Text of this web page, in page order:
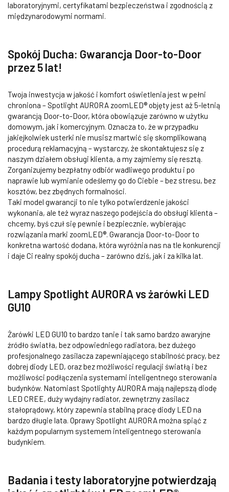
laboratoryjnymi, certyfikatami bezpieczeństwa i zgodnością z
międzynarodowymi normami.
Spokój Ducha: Gwarancja Door-to-Door
przez 5 lat!
Twoja inwestycja w jakość i komfort oświetlenia jest w pełni
chroniona – Spotlight AURORA zoomLED® objęty jest aż 5-letnią
gwarancją Door-to-Door, która obowiązuje zarówno w użytku
domowym, jak i komercyjnym. Oznacza to, że w przypadku
jakiejkolwiek usterki nie musisz martwić się skomplikowaną
procedurą reklamacyjną – wystarczy, że skontaktujesz się z
naszym działem obsługi klienta, a my zajmiemy się resztą.
Zorganizujemy bezpłatny odbiór wadliwego produktu i po
naprawie lub wymianie odeślemy go do Ciebie – bez stresu, bez
kosztów, bez zbędnych formalności.
Taki model gwarancji to nie tylko potwierdzenie jakości
wykonania, ale też wyraz naszego podejścia do obsługi klienta –
chcemy, byś czuł się pewnie i bezpiecznie, wybierając
rozwiązania marki zoomLED®. Gwarancja Door-to-Door to
konkretna wartość dodana, która wyróżnia nas na tle konkurencji
i daje Ci realny spokój ducha – zarówno dziś, jak i za kilka lat.
Lampy Spotlight AURORA vs żarówki LED
GU10
Żarówki LED GU10 to bardzo tanie i tak samo bardzo awaryjne
źródło światła, bez odpowiedniego radiatora, bez dużego
profesjonalnego zasilacza zapewniającego stabilność pracy, bez
dobrej diody LED, oraz bez możliwości regulacji światłą i bez
możliwości podłączenia systemami inteligentnego sterowania
budynków. Natomiast Spotlighty AURORA mają najlepszą diodę
LED CREE, duży wydajny radiator, zewnętrzny zasilacz
stałoprądowy, który zapewnia stabilną pracę diody LED na
bardzo długie lata. Oprawy Spotlight AURORA można spiąć z
każdym popularnym systemem inteligentnego sterowania
budynkiem.
Badania i testy laboratoryjne potwierdzają